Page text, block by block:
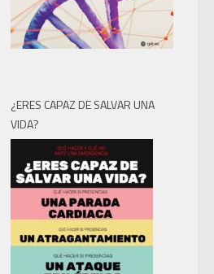
¿ERES CAPAZ DE SALVAR UNA
VIDA?